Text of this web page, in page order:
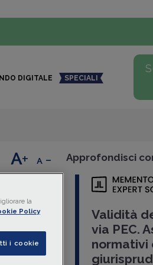
DIGITALE SPECIALI
l’atto
+ - Approfondisci
Validità
via PEC.
normativi
la
Policy
i cookie